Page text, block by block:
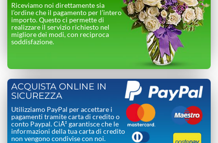
Riceviamo noi direttamente sia
l’ordine che il pagamento per l’intero
importo. Questo ci permette di
realizzare il servizio richiesto nel
migliore dei modi, con reciproca
soddisfazione.
ACQUISTA ONLINE IN
SICUREZZA
Utilizziamo PayPal per accettare i
pagamenti tramite carta di credito o
conto Paypal. CiÃ² garantisce che le
informazioni della tua carta di credito
non vengono condivise con noi.